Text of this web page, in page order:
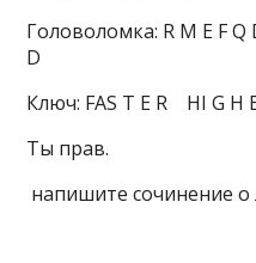
Головоломка: R M E F Q
D
Ключ: FAS T E R HI G H
Ты прав.
напишите сочинение